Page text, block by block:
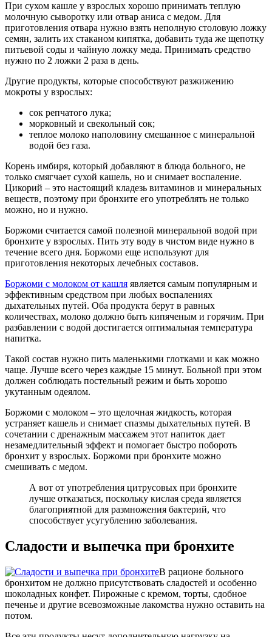
При сухом кашле у взрослых хорошо принимать теплую
молочную сыворотку или отвар аниса с медом. Для
приготовления отвара нужно взять неполную столовую ложку
семян, залить их стаканом кипятка, добавить туда же щепотку
питьевой соды и чайную ложку меда. Принимать средство
нужно по 2 ложки 2 раза в день.
Другие продукты, которые способствуют разжижению
мокроты у взрослых:
сок репчатого лука;
морковный и свекольный сок;
теплое молоко наполовину смешанное с минеральной
водой без газа.
Корень имбиря, который добавляют в блюда больного, не
только смягчает сухой кашель, но и снимает воспаление.
Цикорий – это настоящий кладезь витаминов и минеральных
веществ, поэтому при бронхите его употреблять не только
можно, но и нужно.
Боржоми считается самой полезной минеральной водой при
бронхите у взрослых. Пить эту воду в чистом виде нужно в
течение всего дня. Боржоми еще используют для
приготовления некоторых лечебных составов.
Боржоми с молоком от кашля является самым популярным и
эффективным средством при любых воспалениях
дыхательных путей. Оба продукта берут в равных
количествах, молоко должно быть кипяченым и горячим. При
разбавлении с водой достигается оптимальная температура
напитка.
Такой состав нужно пить маленькими глотками и как можно
чаще. Лучше всего через каждые 15 минут. Больной при этом
должен соблюдать постельный режим и быть хорошо
укутанным одеялом.
Боржоми с молоком – это щелочная жидкость, которая
устраняет кашель и снимает спазмы дыхательных путей. В
сочетании с дренажным массажем этот напиток дает
незамедлительный эффект и помогает быстро побороть
бронхит у взрослых. Боржоми при бронхите можно
смешивать с медом.
А вот от употребления цитрусовых при бронхите
лучше отказаться, поскольку кислая среда является
благоприятной для размножения бактерий, что
способствует усугублению заболевания.
Сладости и выпечка при бронхите
В рационе больного
бронхитом не должно присутствовать сладостей и особенно
шоколадных конфет. Пирожные с кремом, торты, сдобное
печенье и другие всевозможные лакомства нужно оставить на
потом.